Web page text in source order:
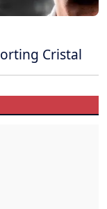
Cristal